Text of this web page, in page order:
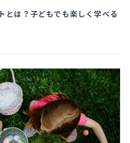
とは？子どもでも楽しく学べる